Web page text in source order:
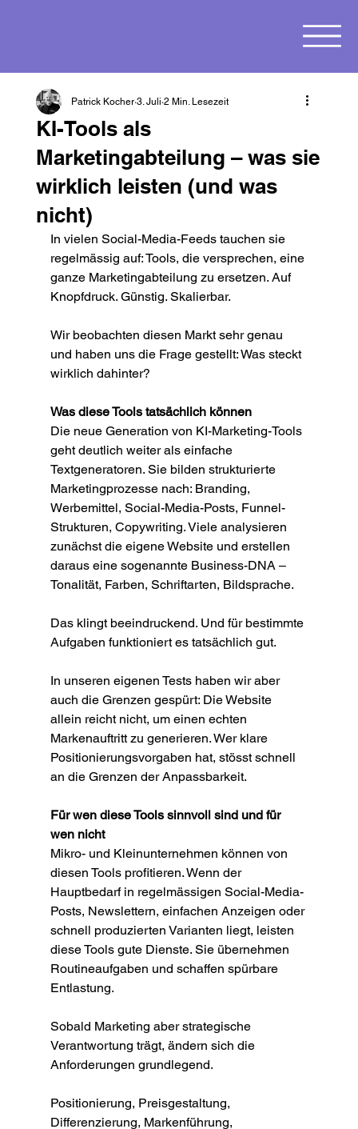
KI-Tools als
Marketingabteilung – was sie
wirklich leisten (und was
nicht)
Patrick Kocher 3. Juli 2 Min. Lesezeit
In vielen Social-Media-Feeds tauchen sie
regelmässig auf: Tools, die versprechen, eine
ganze Marketingabteilung zu ersetzen. Auf
Knopfdruck. Günstig. Skalierbar.
Wir beobachten diesen Markt sehr genau
und haben uns die Frage gestellt: Was steckt
wirklich dahinter?
Was diese Tools tatsächlich können
Die neue Generation von KI-Marketing-Tools
geht deutlich weiter als einfache
Textgeneratoren. Sie bilden strukturierte
Marketingprozesse nach: Branding,
Werbemittel, Social-Media-Posts, Funnel-
Strukturen, Copywriting. Viele analysieren
zunächst die eigene Website und erstellen
daraus eine sogenannte Business-DNA –
Tonalität, Farben, Schriftarten, Bildsprache.
Das klingt beeindruckend. Und für bestimmte
Aufgaben funktioniert es tatsächlich gut.
In unseren eigenen Tests haben wir aber
auch die Grenzen gespürt: Die Website
allein reicht nicht, um einen echten
Markenauftritt zu generieren. Wer klare
Positionierungsvorgaben hat, stösst schnell
an die Grenzen der Anpassbarkeit.
Für wen diese Tools sinnvoll sind und für
wen nicht
Mikro- und Kleinunternehmen können von
diesen Tools profitieren. Wenn der
Hauptbedarf in regelmässigen Social-Media-
Posts, Newslettern, einfachen Anzeigen oder
schnell produzierten Varianten liegt, leisten
diese Tools gute Dienste. Sie übernehmen
Routineaufgaben und schaffen spürbare
Entlastung.
Sobald Marketing aber strategische
Verantwortung trägt, ändern sich die
Anforderungen grundlegend.
Positionierung, Preisgestaltung,
Differenzierung, Markenführung,